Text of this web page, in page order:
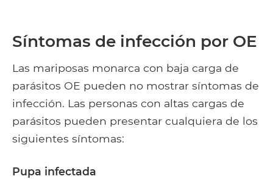
Síntomas de infección por OE
Las mariposas monarca con baja carga de
parásitos OE pueden no mostrar síntomas de
infección. Las personas con altas cargas de
parásitos pueden presentar cualquiera de los
siguientes síntomas:
Pupa infectada